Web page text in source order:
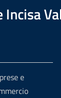
Incisa
e